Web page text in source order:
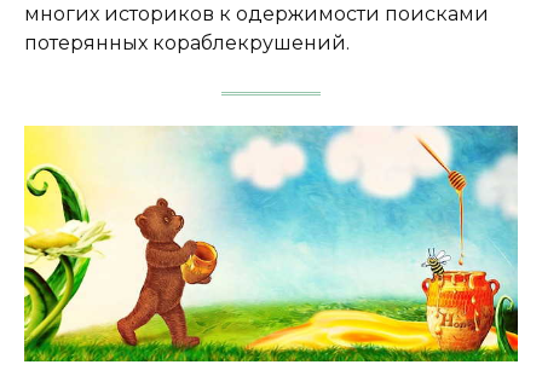
многих историков к одержимости поисками
потерянных кораблекрушений.